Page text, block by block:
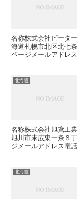
名称株式会社ピータ
海道札幌市北区北七
ページメールアドレ
北海道
名称株式会社旭鳶工
旭川市末広東一条８
ジメールアドレス電
北海道